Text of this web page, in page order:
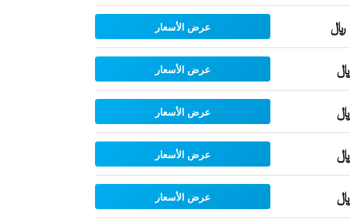
عرض الأسعار
عرض الأسعار
عرض الأسعار
عرض الأسعار
عرض الأسعار